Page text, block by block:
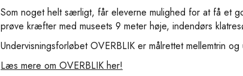
Som noget helt særligt, får eleverne mulighed for at få et
prøve kræfter med museets 9 meter høje, indendørs
Undervisningsforløbet OVERBLIK er målrettet mellemtrin og
Læs mere om OVERBLIK her!